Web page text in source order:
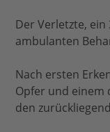
Der Verletzte,
ambulanten
Nach ersten
Opfer und einem
den